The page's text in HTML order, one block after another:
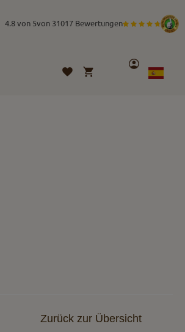
4.8 von 5von 31017 Bewertungen
Lista
Mi cesta
Cuenta
Lenguaje
Spanish
Zurück zur Übersicht